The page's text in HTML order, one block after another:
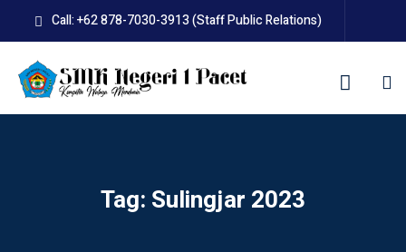
content
Call: +62 878-7030-3913 (Staff Public Relations)
Tag: Sulingjar 2023